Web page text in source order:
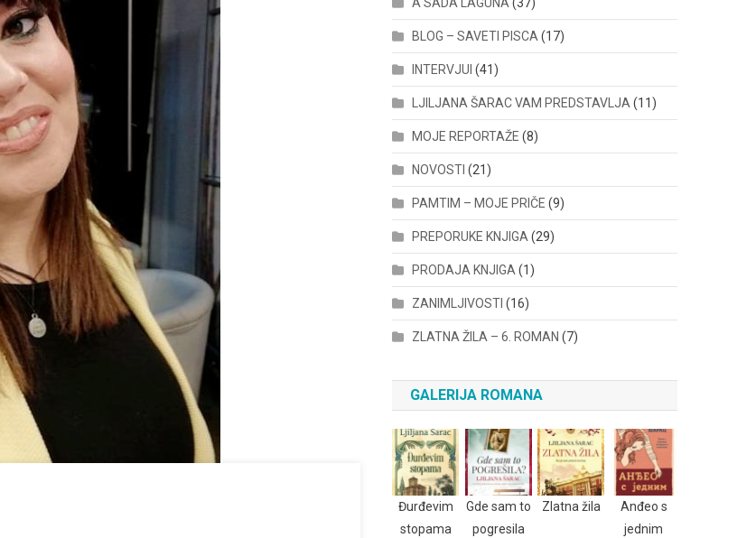
BLOG – SAVETI PISCA (17)
INTERVJUI (41)
LJILJANA ŠARAC VAM PREDSTAVLJA (11)
MOJE REPORTAŽE (8)
NOVOSTI (21)
PAMTIM – MOJE PRIČE (9)
PREPORUKE KNJIGA (29)
PRODAJA KNJIGA (1)
ZANIMLJIVOSTI (16)
ZLATNA ŽILA – 6. ROMAN (7)
GALERIJA ROMANA
Đurđevim
stopama
Gde sam to
pogresila
Zlatna žila
Anđeo s
jednim